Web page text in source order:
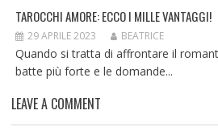
TAROCCHI AMORE: ECCO I MILLE VANTAGGI!
29 APRILE 2023 BEATRICE
Quando si tratta di affrontare il
batte più forte e le domande...
LEAVE A COMMENT